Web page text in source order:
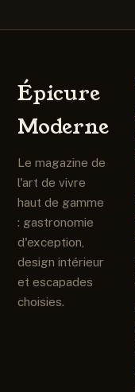
d’exception
Épicure
Moderne
Le magazine de
l'art de vivre
haut de gamme
: gastronomie
d'exception,
design intérieur
et escapades
choisies.